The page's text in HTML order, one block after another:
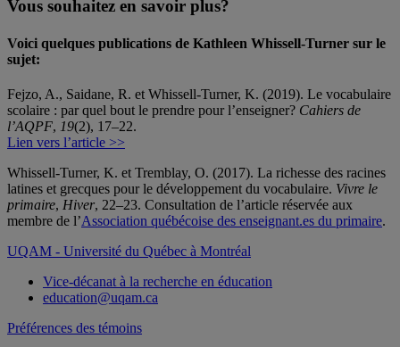
Vous souhaitez en savoir plus?
Voici quelques publications de Kathleen Whissell-Turner sur le
sujet:
Fejzo, A., Saidane, R. et Whissell-Turner, K. (2019). Le vocabulaire
scolaire : par quel bout le prendre pour l’enseigner? Cahiers de
l’AQPF, 19(2), 17–22.
Lien vers l’article >>
Whissell-Turner, K. et Tremblay, O. (2017). La richesse des racines
latines et grecques pour le développement du vocabulaire. Vivre le
primaire, Hiver, 22–23. Consultation de l’article réservée aux
membre de l’Association québécoise des enseignant.es du primaire.
UQAM - Université du Québec à Montréal
Vice-décanat à la recherche en éducation
education@uqam.ca
Préférences des témoins